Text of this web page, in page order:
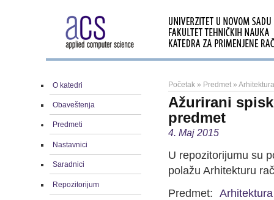
O katedri
Obaveštenja
Predmeti
Nastavnici
Saradnici
Repozitorijum
Početak » Predmet »
Ažurirani
predmet
4. Maj 2015
U repozitorijumu su
polažu Arhitekturu
Predmet: